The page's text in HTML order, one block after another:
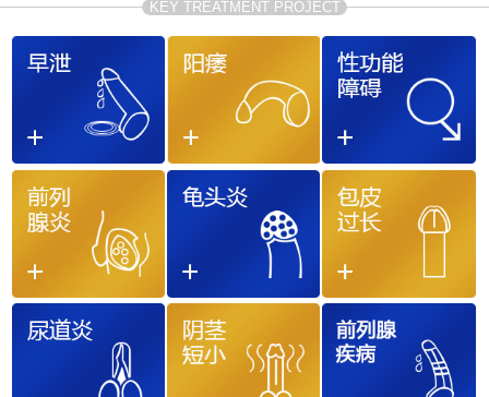
KEY TREATMENT PROJECT